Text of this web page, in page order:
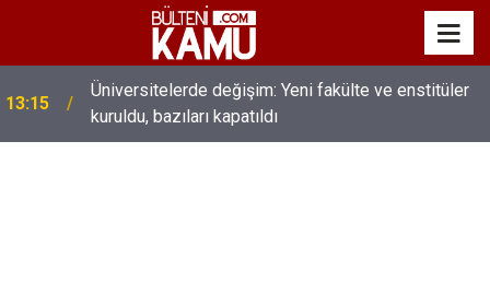
13:15
Üniversitelerde değişim: Yeni fakülte ve enstitüler
13:00
MEB’de üst düzey değişim: Genel müdürler değişti,
yeni isimler atandı